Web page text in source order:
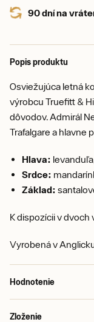
90 dní na
Popis produktu
Osviežujúca letná
výrobcu Truefitt &
dôvodov. Admirál
Trafalgare a hlavne
Hlava:
Srdce:
Základ:
K dispozícii v
Vyrobená v
Hodnotenie
Zloženie